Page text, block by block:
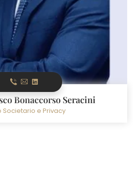
Bonaccorso Seracini
Societario e Privacy